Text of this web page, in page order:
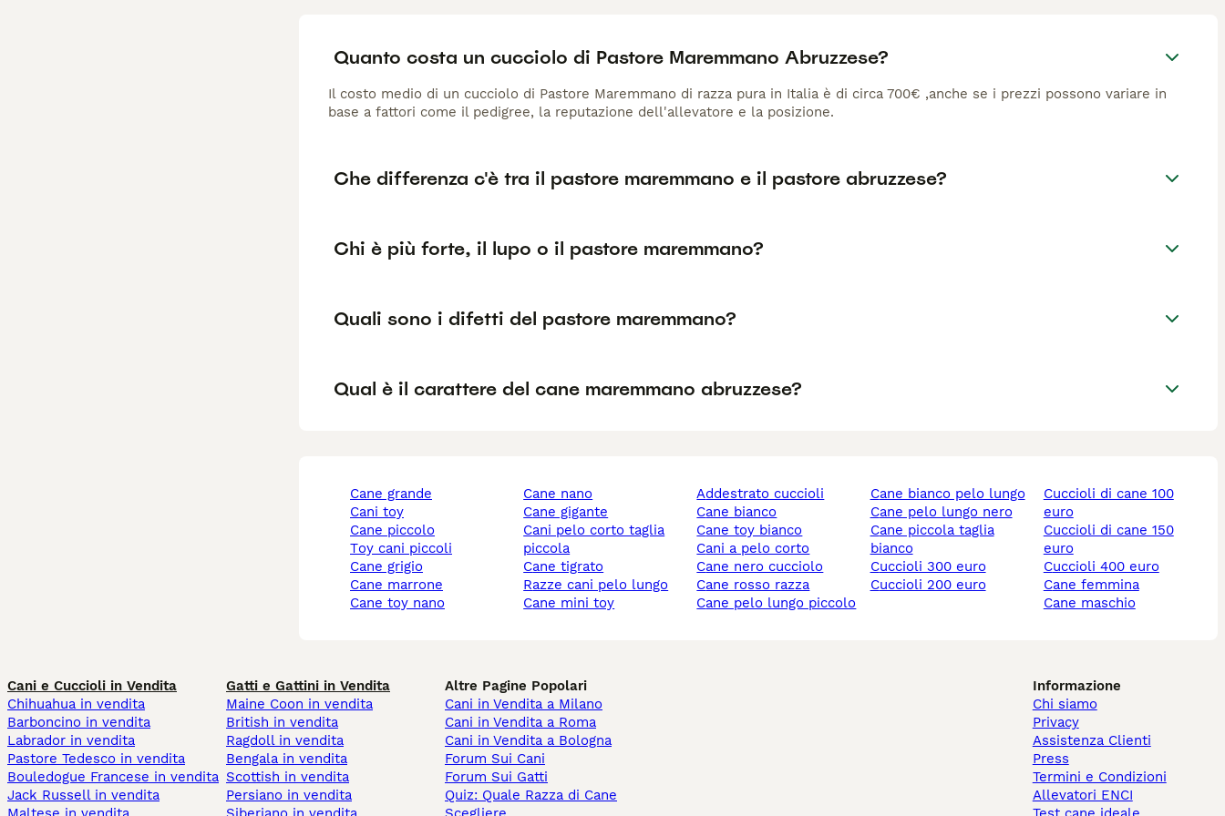
Quanto costa un cucciolo di Pastore Maremmano Abruzzese?
Il costo medio di un cucciolo di Pastore Maremmano di razza pura in Italia è di circa 700€ ,anche se i prezzi possono variare in
base a fattori come il pedigree, la reputazione dell'allevatore e la posizione.
Che differenza c'è tra il pastore maremmano e il pastore abruzzese?
Chi è più forte, il lupo o il pastore maremmano?
Quali sono i difetti del pastore maremmano?
Qual è il carattere del cane maremmano abruzzese?
cane grande
cani toy
cane piccolo
toy cani piccoli
cane grigio
cane marrone
cane toy nano
cane nano
cane gigante
cani pelo corto taglia
piccola
cane tigrato
razze cani pelo lungo
cane mini toy
addestrato cuccioli
cane bianco
cane toy bianco
cani a pelo corto
cane nero cucciolo
cane rosso razza
cane pelo lungo piccolo
cane bianco pelo lungo
cane pelo lungo nero
cane piccola taglia
bianco
cuccioli 300 euro
cuccioli 200 euro
cuccioli di cane 100
euro
cuccioli di cane 150
euro
cuccioli 400 euro
cane femmina
cane maschio
Cani e Cuccioli in Vendita
Chihuahua in vendita
Barboncino in vendita
Labrador in vendita
Pastore Tedesco in vendita
Bouledogue Francese in vendita
Jack Russell in vendita
Gatti e Gattini in Vendita
Maine Coon in vendita
British in vendita
Ragdoll in vendita
Bengala in vendita
Scottish in vendita
Persiano in vendita
Altre Pagine Popolari
Cani in Vendita a Milano
Cani in Vendita a Roma
Cani in Vendita a Bologna
Forum Sui Cani
Forum Sui Gatti
Quiz: Quale Razza di Cane
Informazione
Chi siamo
Privacy
Assistenza Clienti
Press
Termini e Condizioni
Allevatori ENCI